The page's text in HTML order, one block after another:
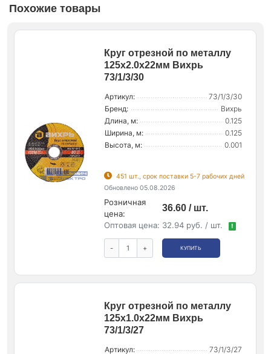
Похожие товары
Круг отрезной по металлу
125х2.0х22мм Вихрь
73/1/3/30
Артикул:
73/1/3/30
Бренд:
Вихрь
Длина, м:
0.125
Ширина, м:
0.125
Высота, м:
0.001
451 шт., срок поставки 5-7 рабочих дней
Обновлено 05.08.2026
Розничная
цена:
36.60 / шт.
Оптовая цена: 32.94 руб. / шт. !
- + КУПИТЬ
Круг отрезной по металлу
125х1.0х22мм Вихрь
73/1/3/27
Артикул: 73/1/3/27